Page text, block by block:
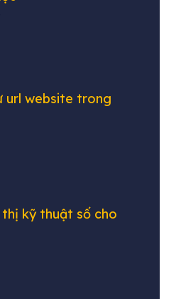
url website trong
kỹ thuật số cho